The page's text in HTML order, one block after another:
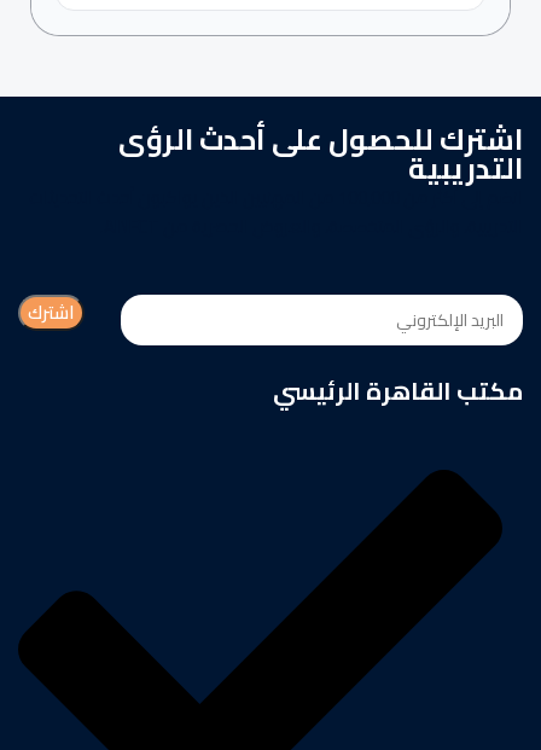
اشترك للحصول على أحدث الرؤى
التدريبية
مكتب القاهرة الرئيسي